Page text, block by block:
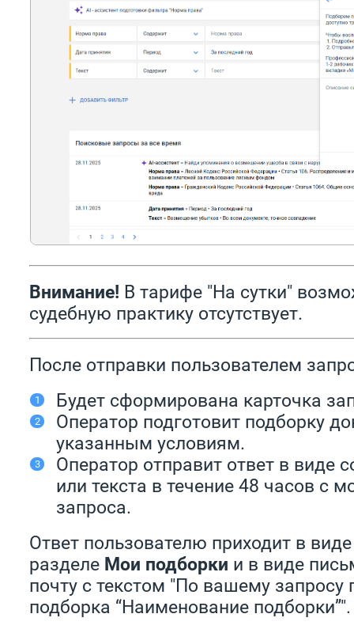
Внимание! В тарифе "На сутки"
судебную практику отсутствует.
После отправки пользователем
Будет сформирована карточка
Оператор подготовит подборку
указанным условиям.
Оператор отправит ответ в виде
или текста в течение 48 часов с
запроса.
Ответ пользователю приходит в
разделе Мои подборки и в виде
почту с текстом "По вашему запросу
подборка “Наименование